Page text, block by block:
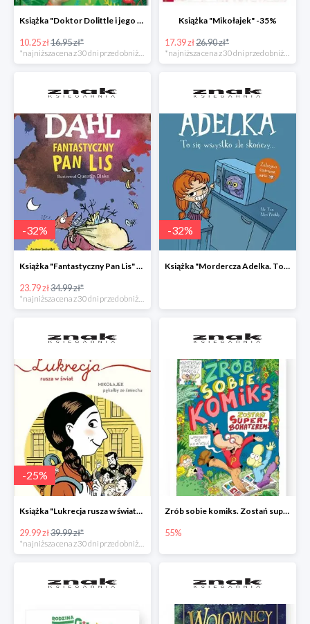
Książka "Doktor Dolittle i jego zwierzęta" -40%
10.25 zł16.95 zł*
*najniższa cena z 30 dni przed obniżką
Książka "Mikołajek" -35%
17.39 zł26.90 zł*
*najniższa cena z 30 dni przed obniżką
-32%
Książka "Fantastyczny Pan Lis" -32%
23.79 zł34.99 zł*
-32%
Książka "Mordercza Adelka. To się wszystko źle skończy" -32%
-25%
Książka "Lukrecja rusza w świat" -25%
29.99 zł39.99 zł*
*najniższa cena z 30 dni przed obniżką
Zrób sobie komiks. Zostań superbohaterem
55%